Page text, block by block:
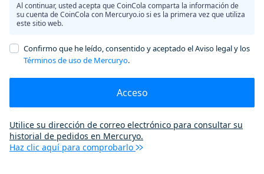
Al continuar, usted acepta que CoinCola comparta la información de
su cuenta de CoinCola con Mercuryo.io si es la primera vez que utiliza
este sitio web.
Confirmo que he leído, consentido y aceptado el Aviso legal y los
Términos de uso de Mercuryo.
Acceso
Utilice su dirección de correo electrónico para consultar su
historial de pedidos en Mercuryo.
Haz clic aquí para comprobarlo